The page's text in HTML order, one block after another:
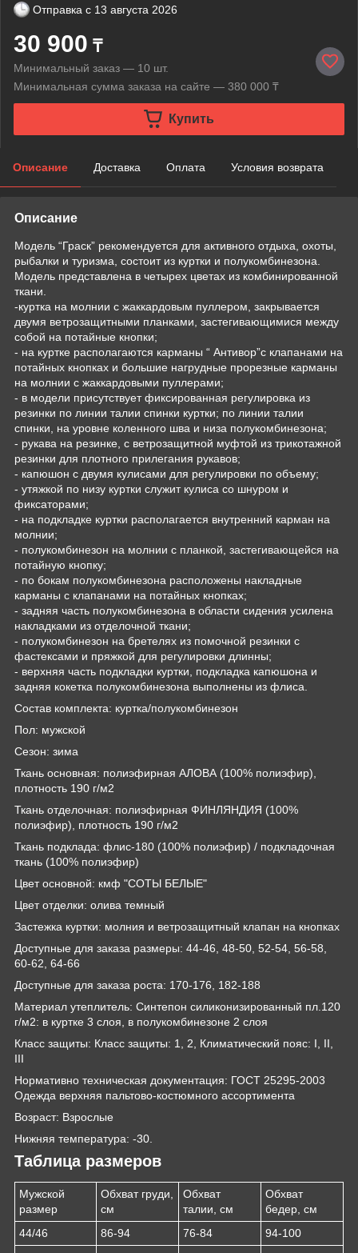
Отправка с 13 августа 2026
30 900 ₸
Минимальный заказ — 10 шт.
Минимальная сумма заказа на сайте — 380 000 ₸
Купить
Описание Доставка Оплата Условия возврата
Описание
Модель “Граск” рекомендуется для активного отдыха, охоты,
рыбалки и туризма, состоит из куртки и полукомбинезона.
Модель представлена в четырех цветах из комбинированной
ткани.
-куртка на молнии с жаккардовым пуллером, закрывается
двумя ветрозащитными планками, застегивающимися между
собой на потайные кнопки;
- на куртке располагаются карманы “ Антивор”с клапанами на
потайных кнопках и большие нагрудные прорезные карманы
на молнии с жаккардовыми пуллерами;
- в модели присутствует фиксированная регулировка из
резинки по линии талии спинки куртки; по линии талии
спинки, на уровне коленного шва и низа полукомбинезона;
- рукава на резинке, с ветрозащитной муфтой из трикотажной
резинки для плотного прилегания рукавов;
- капюшон с двумя кулисами для регулировки по объему;
- утяжкой по низу куртки служит кулиса со шнуром и
фиксаторами;
- на подкладке куртки располагается внутренний карман на
молнии;
- полукомбинезон на молнии с планкой, застегивающейся на
потайную кнопку;
- по бокам полукомбинезона расположены накладные
карманы с клапанами на потайных кнопках;
- задняя часть полукомбинезона в области сидения усилена
накладками из отделочной ткани;
- полукомбинезон на бретелях из помочной резинки с
фастексами и пряжкой для регулировки длинны;
- верхняя часть подкладки куртки, подкладка капюшона и
задняя кокетка полукомбинезона выполнены из флиса.
Состав комплекта: куртка/полукомбинезон
Пол: мужской
Сезон: зима
Ткань основная: полиэфирная АЛОВА (100% полиэфир),
плотность 190 г/м2
Ткань отделочная: полиэфирная ФИНЛЯНДИЯ (100%
полиэфир), плотность 190 г/м2
Ткань подклада: флис-180 (100% полиэфир) / подкладочная
ткань (100% полиэфир)
Цвет основной: кмф "СОТЫ БЕЛЫЕ"
Цвет отделки: олива темный
Застежка куртки: молния и ветрозащитный клапан на кнопках
Доступные для заказа размеры: 44-46, 48-50, 52-54, 56-58,
60-62, 64-66
Доступные для заказа роста: 170-176, 182-188
Материал утеплитель: Синтепон силиконизированный пл.120
г/м2: в куртке 3 слоя, в полукомбинезоне 2 слоя
Класс защиты: Класс защиты: 1, 2, Климатический пояс: I, II,
III
Нормативно техническая документация: ГОСТ 25295-2003
Одежда верхняя пальтово-костюмного ассортимента
Возраст: Взрослые
Нижняя температура: -30.
Таблица размеров
Мужской
размер
Обхват груди,
см
Обхват
талии, см
Обхват
бедер, см
44/46
86-94 76-84
94-100